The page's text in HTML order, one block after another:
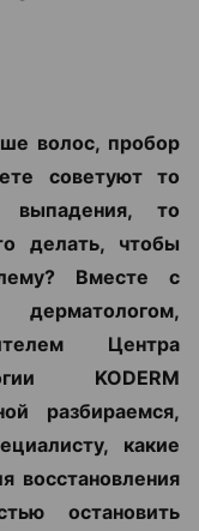
волос, пробор
советуют то
то
делать, чтобы
Вместе с
Центра
KODERM
разбираемся,
какие
восстановления
остановить